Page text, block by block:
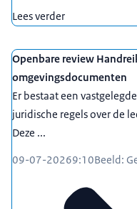
Lees verder
Openbare review
omgevingsdocumenten
Er bestaat een
juridische regels over de
Deze ...
09-07-20269:10Beeld: